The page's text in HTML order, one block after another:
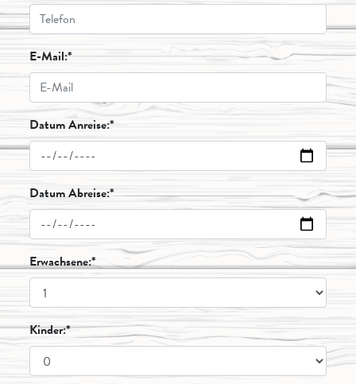
E-Mail:*
Datum Anreise:*
Datum Abreise:*
Erwachsene:*
Kinder:*